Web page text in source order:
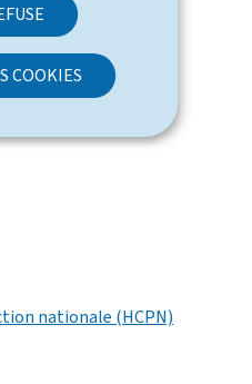
COOKIES
la Santé
nationale (HCPN)